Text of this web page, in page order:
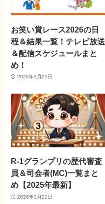
お笑い賞レース2026の日
程＆結果一覧！テレビ放送
＆配信スケジュールまと
め！
2026年3月21日
R-1グランプリの歴代審査
員＆司会者(MC)一覧まと
め【2025年最新】
2026年3月21日